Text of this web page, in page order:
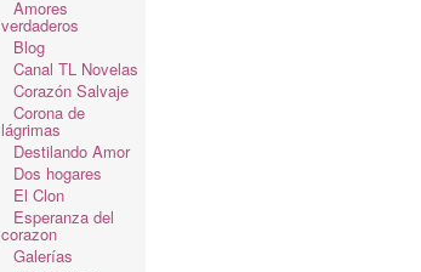
Amores
verdaderos
Blog
Canal TL Novelas
Corazón Salvaje
Corona de
lágrimas
Destilando Amor
Dos hogares
El Clon
Esperanza del
corazon
Galerías